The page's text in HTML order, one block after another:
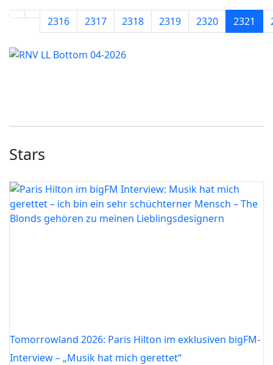
2316 2317 2318 2319 2320 2321
Stars
Tomorrowland 2026: Paris Hilton im exklusiven bigFM-
Interview – „Musik hat mich gerettet“